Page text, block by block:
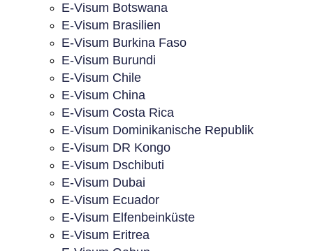
E-Visum Botswana
E-Visum Brasilien
E-Visum Burkina Faso
E-Visum Burundi
E-Visum Chile
E-Visum China
E-Visum Costa Rica
E-Visum Dominikanische Republik
E-Visum DR Kongo
E-Visum Dschibuti
E-Visum Dubai
E-Visum Ecuador
E-Visum Elfenbeinküste
E-Visum Eritrea